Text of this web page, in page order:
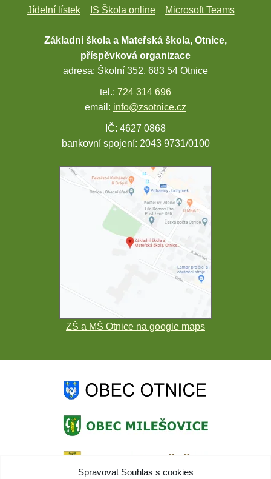
Spravovat Souhlas s cookies
Jídelní lístek IS Škola online Microsoft Teams
Základní škola a Mateřská škola, Otnice,
příspěvková organizace
adresa: Školní 352, 683 54 Otnice
tel.: 724 314 696
email: info@zsotnice.cz
IČ: 4627 0868
bankovní spojení: 2043 9731/0100
ZŠ a MŠ Otnice na google maps